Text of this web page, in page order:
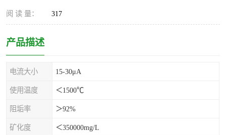
阅 读 量： 317
产品描述
电流大小 15-30μA
使用温度 ＜1500℃
阻垢率 ＞92%
矿化度 ＜350000mg/L